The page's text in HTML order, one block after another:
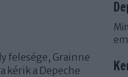
felesége, Grainne
kérik a Depeche